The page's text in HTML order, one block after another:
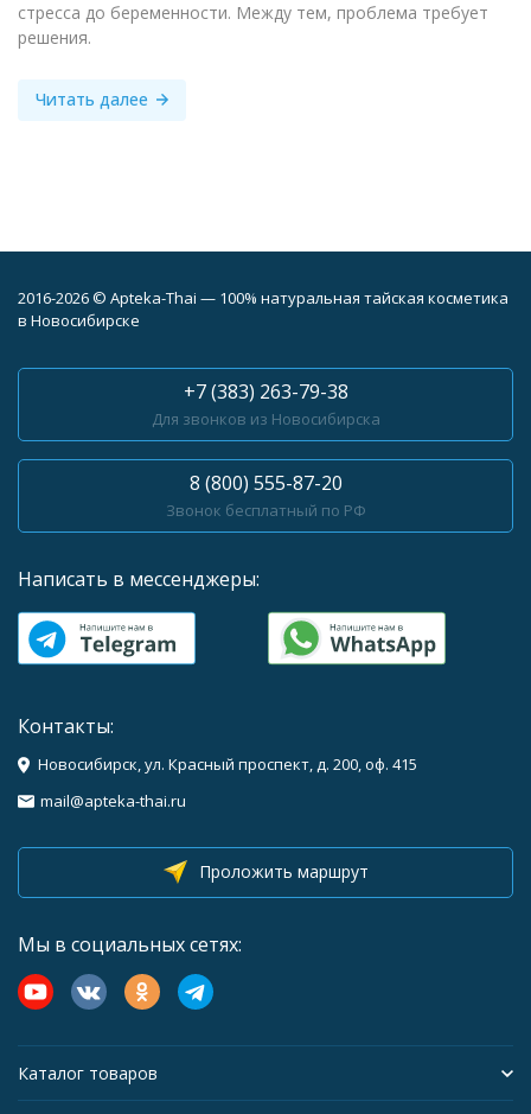
стресса до беременности. Между тем, проблема требует
решения.
Читать далее
2016-2026 © Apteka-Thai — 100% натуральная тайская косметика
в Новосибирске
+7 (383) 263-79-38
Для звонков из Новосибирска
8 (800) 555-87-20
Звонок бесплатный по РФ
Написать в мессенджеры:
Контакты:
Новосибирск, ул. Красный проспект, д. 200, оф. 415
mail@apteka-thai.ru
Проложить маршрут
Мы в социальных сетях:
Каталог товаров